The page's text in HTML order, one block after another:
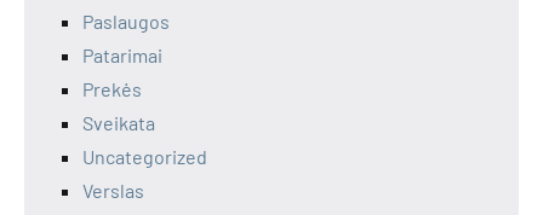
Paslaugos
Patarimai
Prekės
Sveikata
Uncategorized
Verslas